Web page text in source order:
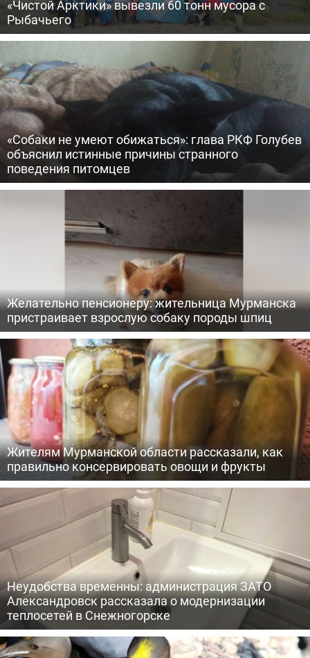
«Чистой Арктики» вывезли 60 тонн мусора с
Рыбачьего
«Собаки не умеют обижаться»: глава РКФ Голубев
объяснил истинные причины странного
поведения питомцев
Желательно пенсионеру: жительница Мурманска
пристраивает взрослую собаку породы шпиц
Жителям Мурманской области рассказали, как
правильно консервировать овощи и фрукты
Неудобства временны: администрация ЗАТО
Александровск рассказала о модернизации
теплосетей в Снежногорске